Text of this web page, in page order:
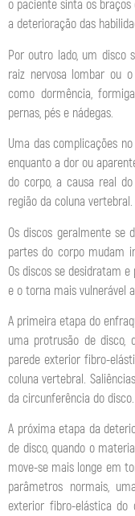
o paciente sinta os
a deterioração das
Por outro lado, um disco
raiz nervosa lombar ou
como dormência,
pernas, pés e nádegas.
Uma das complicações
enquanto a dor ou
do corpo, a causa real
região da coluna vertebral.
Os discos geralmente se
partes do corpo mudam
Os discos se desidratam
e o torna mais vulnerável
A primeira etapa do
uma protrusão de disco,
parede exterior fibro-
coluna vertebral.
da circunferência do disco.
A próxima etapa da
de disco, quando o
move-se mais longe em
parâmetros normais,
exterior fibro-elástica do